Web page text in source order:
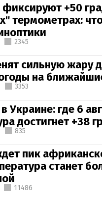
+50
термометрах:
2345
сильную жару
на
3353
Украине: где 6
достигнет +38
835
пик
станет
11486